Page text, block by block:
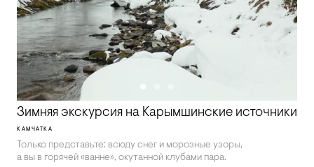
Зимняя экскурсия на Карымшинские источники
КАМЧАТКА
Только представьте: всюду снег и морозные узоры,
а вы в горячей «ванне», окутанной клубами пара.